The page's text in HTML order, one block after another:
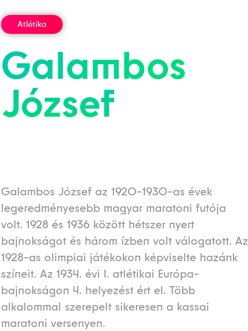
Atlétika
Galambos
József
Galambos József az 1920-1930-as évek
legeredményesebb magyar maratoni futója
volt. 1928 és 1936 között hétszer nyert
bajnokságot és három ízben volt válogatott. Az
1928-as olimpiai játékokon képviselte hazánk
színeit. Az 1934. évi I. atlétikai Európa-
bajnokságon 4. helyezést ért el. Több
alkalommal szerepelt sikeresen a kassai
maratoni versenyen.